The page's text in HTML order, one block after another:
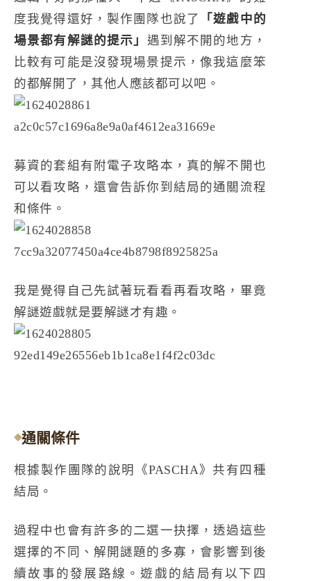
度我覺得還好，製作團隊也說了
「遊戲中的
場景都有解謎的提示」 遇到解不開的地方，
比較有可能是沒發現場景提示，像我這麼笨
的都解開了，其他人應該都可以吧。
募資的套組有附電子攻略本，真的解不開也
可以看攻略，還會告訴你到結局的通關流程
和條件。
我是覺得自己先試著玩看看再看攻略，畢竟
解謎遊戲就是要解謎才有趣。
通關條件
根據製作團隊的說明《PASCHA》共有四種
結局。
過程中也會有許多的二選一抉擇，透過這些
選擇的不同、解開謎題的多寡，會影響到後
續故事的發展路線。遊戲的結局有以下四